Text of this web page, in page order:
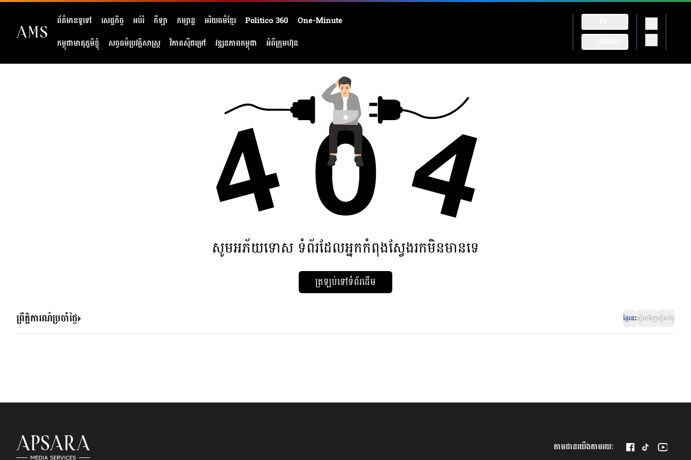
ព័ត៌មានទូទៅ សេដ្ឋកិច្ច អប់រំ កីឡា កម្សាន្ត អរិយធម៌ខ្មែរ Politico 360
One-Minute
កម្ពុជាមាតុភូមិខ្ញុំ
សច្ចធម៌ប្រវត្តិសាស្ត្រ វិភាគសុីជម្រៅ វឌ្ឍនភាពកម្ពុជា អំពីក្រុមហ៊ុន
សូមអភ័យទោស ទំព័រដែលអ្នកកំពុងស្វែងរកមិនមានទេ
ត្រឡប់ទៅទំព័រដើម
ព្រឹត្តិការណ៍ប្រចាំថ្ងៃ ថ្ងៃនេះម្សិលមិញម្សិលម្ងៃ
តាមដានយើងតាមរយៈ